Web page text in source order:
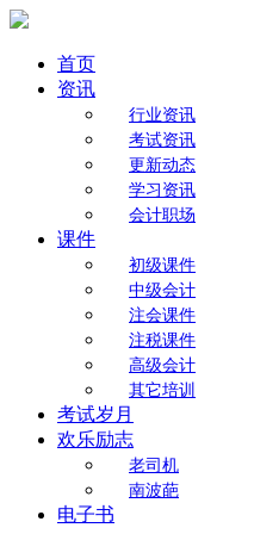
首页
资讯
行业资讯
考试资讯
更新动态
学习资讯
会计职场
课件
初级课件
中级会计
注会课件
注税课件
高级会计
其它培训
考试岁月
欢乐励志
老司机
南波葩
电子书